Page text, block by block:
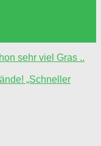
sehr viel Gras ..
„Schneller